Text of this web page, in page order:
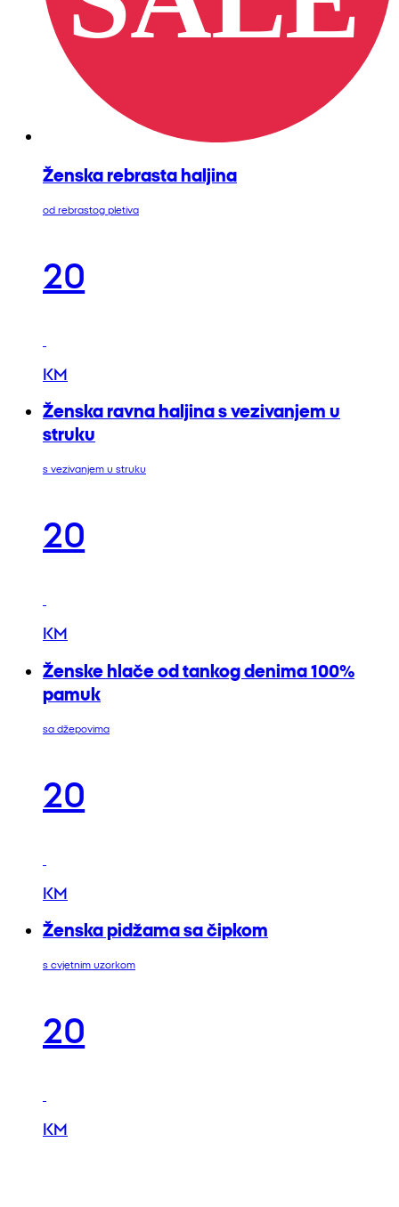
Ženska rebrasta haljina
od rebrastog pletiva
20
KM
Ženska ravna haljina s vezivanjem u
struku
s vezivanjem u struku
20
KM
Ženske hlače od tankog denima 100%
pamuk
sa džepovima
20
KM
Ženska pidžama sa čipkom
s cvjetnim uzorkom
20
KM